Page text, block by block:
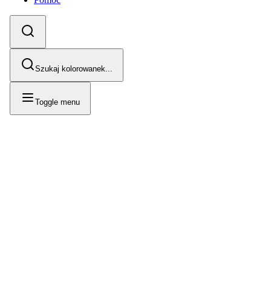
Szukaj kolorowanek...
Toggle menu